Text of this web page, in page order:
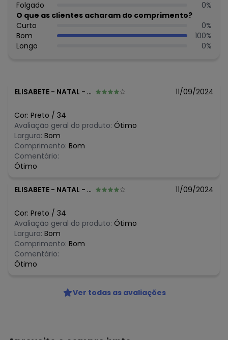
abril/2026 N/D*
março/2026
fevereiro/2026 N/D*
Folgado
0%
O que as clientes acharam do comprimento?
Curto
0%
Bom
100%
Longo
0%
ELISABETE - NATAL - RN 11/09/2024
Cor: Preto / 34
Avaliação geral do produto: Ótimo
Largura: Bom
Comprimento: Bom
Comentário:
Ótimo
ELISABETE - NATAL - RN 11/09/2024
Cor: Preto / 34
Avaliação geral do produto: Ótimo
Largura: Bom
Comprimento: Bom
Comentário:
Ótimo
Ver todas as avaliações